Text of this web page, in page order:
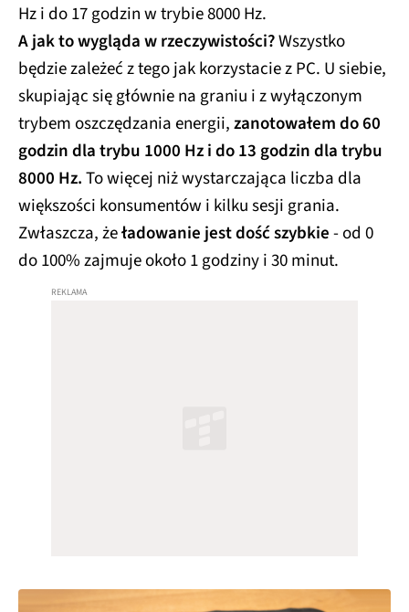
Hz i do 17 godzin w trybie 8000 Hz.
A jak to wygląda w rzeczywistości?Wszystko
będzie zależeć z tego jak korzystacie z PC. U siebie,
skupiając się głównie na graniu i z wyłączonym
trybem oszczędzania energii,zanotowałem do 60
godzin dla trybu 1000 Hz i do 13 godzin dla trybu
8000 Hz.To więcej niż wystarczająca liczba dla
większości konsumentów i kilku sesji grania.
Zwłaszcza, żeładowanie jest dość szybkie- od 0
do 100% zajmuje około 1 godziny i 30 minut.